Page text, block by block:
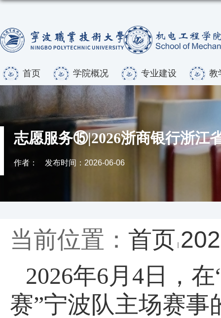
首页 学院概况 专业建设 教
志愿服务⑮|2026浙商银行浙江
作者： 发布时间：2026-06-06
当前位置： 首页
2026年6月4日，
赛”宁波队主场赛